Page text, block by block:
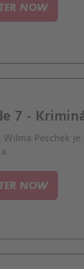
NOW
7 -
Wilma Peschek
NOW